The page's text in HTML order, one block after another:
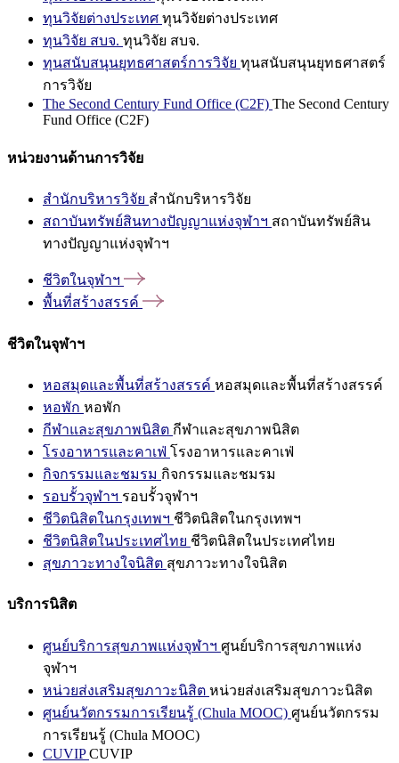
ทุนวิจัยต่างประเทศ ทุนวิจัยต่างประเทศ
ทุนวิจัย สบจ. ทุนวิจัย สบจ.
ทุนสนับสนุนยุทธศาสตร์การวิจัย ทุนสนับสนุนยุทธศาสตร์
การวิจัย
The Second Century Fund Office (C2F) The Second Century
Fund Office (C2F)
หน่วยงานด้านการวิจัย
สำนักบริหารวิจัย สำนักบริหารวิจัย
สถาบันทรัพย์สินทางปัญญาแห่งจุฬาฯ สถาบันทรัพย์สิน
ทางปัญญาแห่งจุฬาฯ
ชีวิตในจุฬาฯ
พื้นที่สร้างสรรค์
ชีวิตในจุฬาฯ
หอสมุดและพื้นที่สร้างสรรค์ หอสมุดและพื้นที่สร้างสรรค์
หอพัก หอพัก
กีฬาและสุขภาพนิสิต กีฬาและสุขภาพนิสิต
โรงอาหารและคาเฟ่ โรงอาหารและคาเฟ่
กิจกรรมและชมรม กิจกรรมและชมรม
รอบรั้วจุฬาฯ รอบรั้วจุฬาฯ
ชีวิตนิสิตในกรุงเทพฯ ชีวิตนิสิตในกรุงเทพฯ
ชีวิตนิสิตในประเทศไทย ชีวิตนิสิตในประเทศไทย
สุขภาวะทางใจนิสิต สุขภาวะทางใจนิสิต
บริการนิสิต
ศูนย์บริการสุขภาพแห่งจุฬาฯ ศูนย์บริการสุขภาพแห่ง
จุฬาฯ
หน่วยส่งเสริมสุขภาวะนิสิต หน่วยส่งเสริมสุขภาวะนิสิต
ศูนย์นวัตกรรมการเรียนรู้ (Chula MOOC) ศูนย์นวัตกรรม
การเรียนรู้ (Chula MOOC)
CUVIPCUVIP